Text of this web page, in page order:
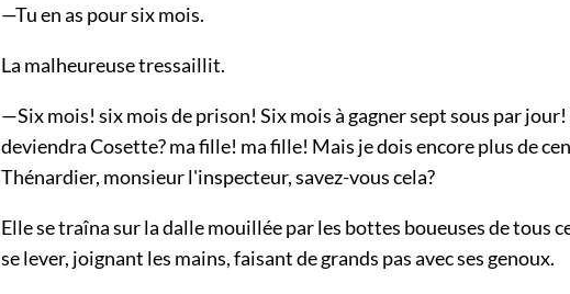
—Tu en as pour six mois.
La malheureuse tressaillit.
—Six mois! six mois de prison! Six mois à gagner sept sous par
deviendra Cosette? ma fille! ma fille! Mais je dois encore plus de
Thénardier, monsieur l'inspecteur, savez-vous cela?
Elle se traîna sur la dalle mouillée par les bottes boueuses de tous
se lever, joignant les mains, faisant de grands pas avec ses genoux.